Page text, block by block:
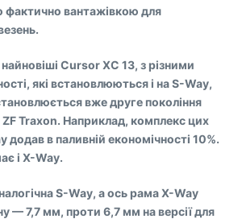
фактично вантажівкою для
Cursor XC 13, з різними
які встановлюються і на S-Way,
вже друге покоління
Traxon. Наприклад, комплекс цих
додав в паливній економічності 10%.
і X-Way.
S-Way, а ось рама X-Way
— 7,7 мм, проти 6,7 мм на версії для